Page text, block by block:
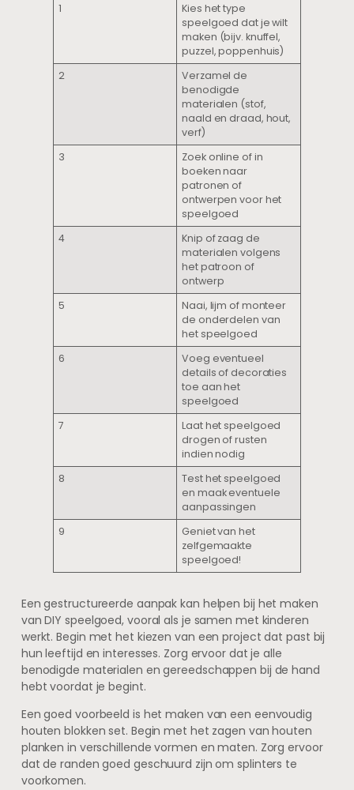
1
Kies het type
speelgoed dat je wilt
maken (bijv. knuffel,
puzzel, poppenhuis)
2
Verzamel de
benodigde
materialen (stof,
naald en draad, hout,
verf)
3
Zoek online of in
boeken naar
patronen of
ontwerpen voor het
speelgoed
4
Knip of zaag de
materialen volgens
het patroon of
ontwerp
5
Naai, lijm of monteer
de onderdelen van
het speelgoed
6
Voeg eventueel
details of decoraties
toe aan het
speelgoed
7
Laat het speelgoed
drogen of rusten
indien nodig
8
Test het speelgoed
en maak eventuele
aanpassingen
9
Geniet van het
zelfgemaakte
speelgoed!
Een gestructureerde aanpak kan helpen bij het maken
van DIY speelgoed, vooral als je samen met kinderen
werkt. Begin met het kiezen van een project dat past bij
hun leeftijd en interesses. Zorg ervoor dat je alle
benodigde materialen en gereedschappen bij de hand
hebt voordat je begint.
Een goed voorbeeld is het maken van een eenvoudig
houten blokken set. Begin met het zagen van houten
planken in verschillende vormen en maten. Zorg ervoor
dat de randen goed geschuurd zijn om splinters te
voorkomen.